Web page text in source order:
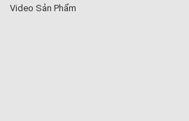
Video Sản Phẩm